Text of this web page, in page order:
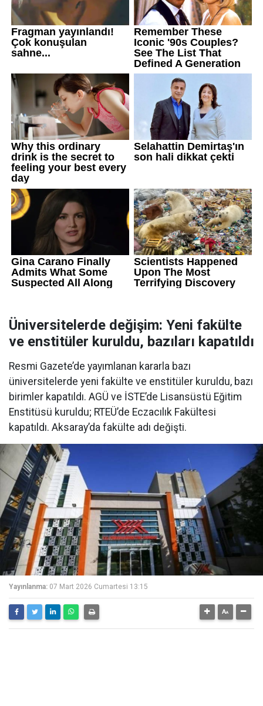
Üniversitelerde değişim: Yeni fakülte
ve enstitüler kuruldu, bazıları kapatıldı
Resmi Gazete’de yayımlanan kararla bazı
üniversitelerde yeni fakülte ve enstitüler kuruldu, bazı
birimler kapatıldı. AGÜ ve İSTE’de Lisansüstü Eğitim
Enstitüsü kuruldu; RTEÜ’de Eczacılık Fakültesi
kapatıldı. Aksaray’da fakülte adı değişti.
Yayınlanma: 07 Mart 2026 Cumartesi 13:15